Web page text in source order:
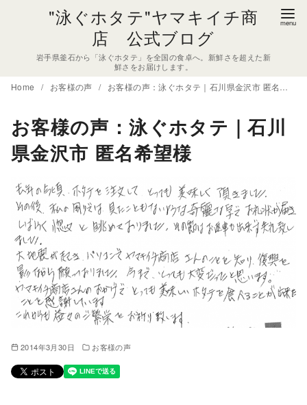
"泳ぐホタテ"ヤマキイチ商
店 公式ブログ
岩手県釜石から「泳ぐホタテ」を全国の食卓へ。新鮮さを超えた新
鮮さをお届けします。
Home お客様の声 お客様の声：泳ぐホタテ｜石川県金沢市 匿名希望様
お客様の声：泳ぐホタテ｜石川
県金沢市 匿名希望様
2014年3月30日 お客様の声